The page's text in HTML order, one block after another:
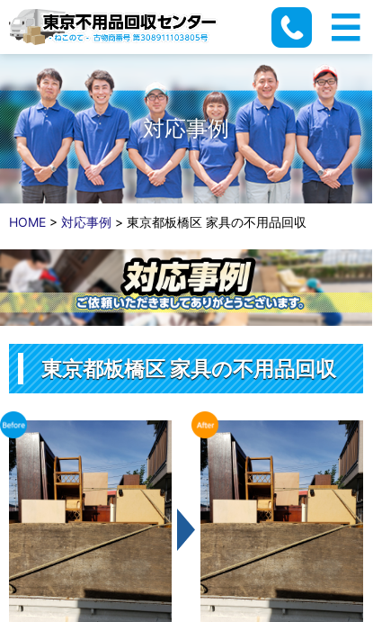
対応事例
HOME > 対応事例 > 東京都板橋区 家具の不用品回収
東京都板橋区 家具の不用品回収